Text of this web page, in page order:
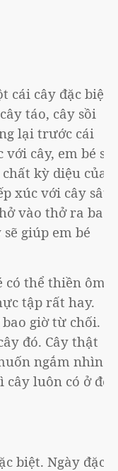
cái cây đặc biệt
táo, cây sồi
lại trước cái
cây, em bé sẽ
kỳ diệu của
xúc với cây sâu
vào thở ra ba
giúp em bé
có thể thiền ôm
tập rất hay.
giờ từ chối.
đó. Cây thật
ngắm nhìn
luôn có ở đó
biệt. Ngày đặc